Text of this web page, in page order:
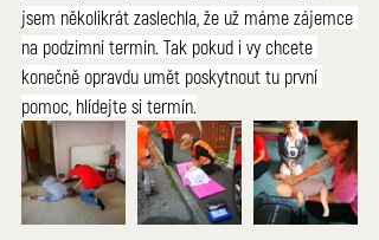
jsem několikrát zaslechla, že už máme zájemce
na podzimní termín. Tak pokud i vy chcete
konečně opravdu umět poskytnout tu první
pomoc, hlídejte si termín.